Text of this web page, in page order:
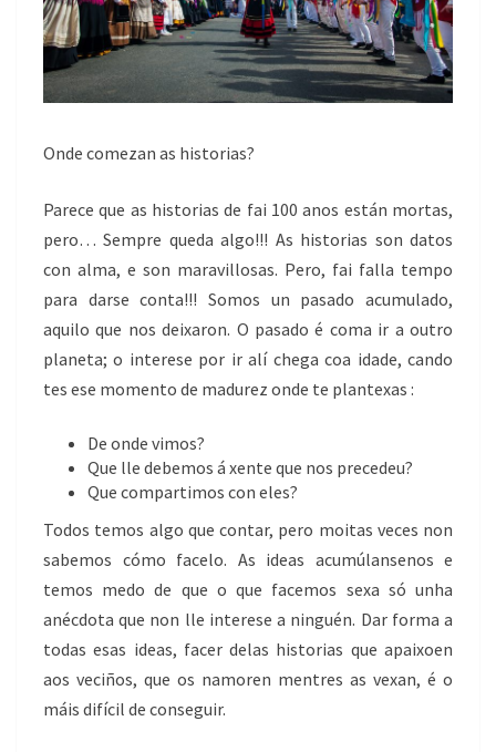
Onde comezan as historias?
Parece que as historias de fai 100 anos están mortas,
pero… Sempre queda algo!!! As historias son datos
con alma, e son maravillosas. Pero, fai falla tempo
para darse conta!!! Somos un pasado acumulado,
aquilo que nos deixaron. O pasado é coma ir a outro
planeta; o interese por ir alí chega coa idade, cando
tes ese momento de madurez onde te plantexas :
De onde vimos?
Que lle debemos á xente que nos precedeu?
Que compartimos con eles?
Todos temos algo que contar, pero moitas veces non
sabemos cómo facelo. As ideas acumúlansenos e
temos medo de que o que facemos sexa só unha
anécdota que non lle interese a ninguén. Dar forma a
todas esas ideas, facer delas historias que apaixoen
aos veciños, que os namoren mentres as vexan, é o
máis difícil de conseguir.